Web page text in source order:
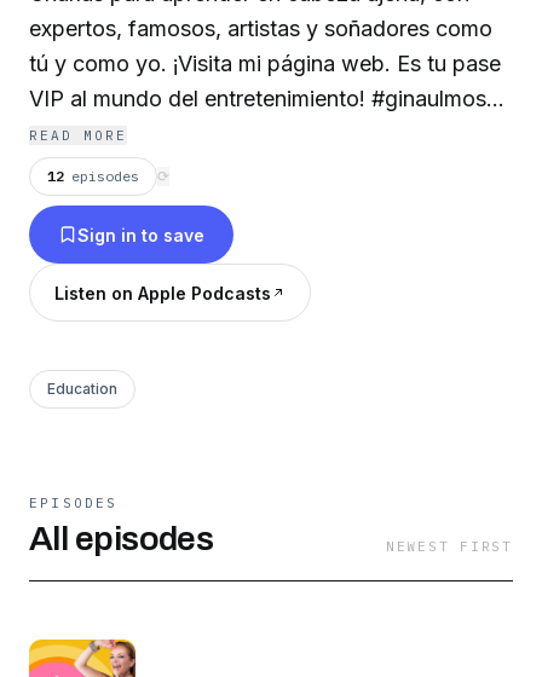
expertos, famosos, artistas y soñadores como
tú y como yo. ¡Visita mi página web. Es tu pase
VIP al mundo del entretenimiento! #ginaulmos
#ginalogia #ginaopina
READ MORE
12 episodes ⟳
Sign in to save
Listen on Apple Podcasts
Education
EPISODES
All episodes NEWEST FIRST